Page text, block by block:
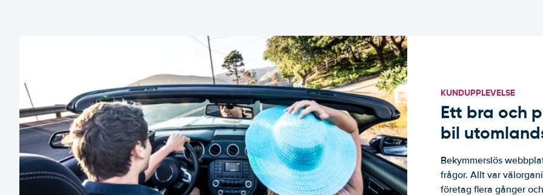
KUNDUPPLEVELSE
Ett bra och
bil
Bekymmerslös
frågor. Allt var
företag flera gånger